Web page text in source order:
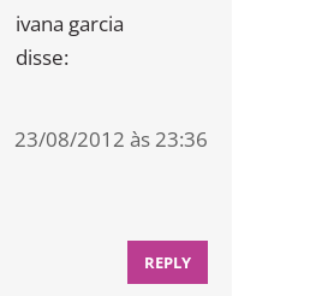
ivana garcia
disse:
23/08/2012 às 23:36
REPLY